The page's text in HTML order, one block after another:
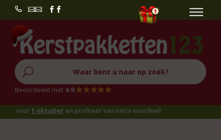
 
U
Beoordeeld met 4.9
1 oktoberen profiteer van extra voordeel!